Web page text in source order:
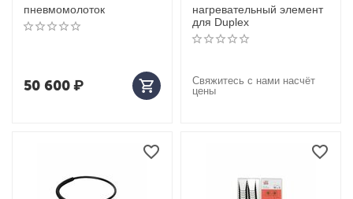
пневмомолоток
50 600₽
нагревательный элемент
для Duplex
Свяжитесь с нами насчёт
цены